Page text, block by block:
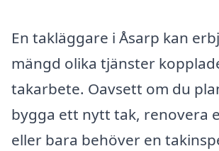
En takläggare i Åsarp kan
mängd olika tjänster
takarbete. Oavsett om du
bygga ett nytt tak, renovera
eller bara behöver en